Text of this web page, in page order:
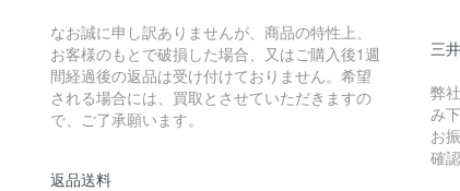
なお誠に申し訳ありませんが、商品の特性上、
お客様のもとで破損した場合、又はご購入後1週
間経過後の返品は受け付けておりません。希望
される場合には、買取とさせていただきますの
で、ご了承願います。
返品送料
三
弊
み
お
確